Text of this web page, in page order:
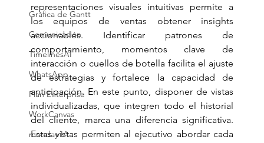
Gráfica de Gantt
Comunicación
TimelinesAI
WhatsApp
Plan Enterprise
WorkCanvas
monday IA
representaciones visuales intuitivas permite a
los equipos de ventas obtener insights
accionables. Identificar patrones de
comportamiento, momentos clave de
interacción o cuellos de botella facilita el ajuste
de estrategias y fortalece la capacidad de
anticipación. En este punto, disponer de vistas
individualizadas, que integren todo el historial
del cliente, marca una diferencia significativa.
Estas vistas permiten al ejecutivo abordar cada